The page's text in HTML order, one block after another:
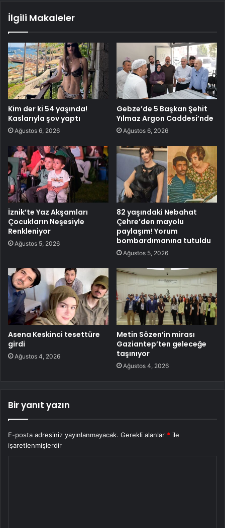
İlgili Makaleler
Kim der ki 54 yaşında!
Kaslarıyla şov yaptı
Ağustos 6, 2026
Gebze’de 5 Başkan Şehit
Yılmaz Argon Caddesi’nde
Ağustos 6, 2026
İznik’te Yaz Akşamları
Çocukların Neşesiyle
Renkleniyor
Ağustos 5, 2026
82 yaşındaki Nebahat
Çehre’den mayolu
paylaşım! Yorum
bombardımanına tutuldu
Ağustos 5, 2026
Asena Keskinci tesettüre
girdi
Ağustos 4, 2026
Metin Sözen’in mirası
Gaziantep’ten geleceğe
taşınıyor
Ağustos 4, 2026
Bir yanıt yazın
E-posta adresiniz yayınlanmayacak. Gerekli alanlar * ile
işaretlenmişlerdir